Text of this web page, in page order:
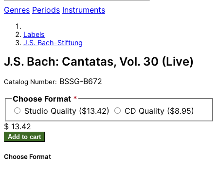
Genres Periods Instruments
Labels
J.S. Bach-Stiftung
J.S. Bach: Cantatas, Vol. 30 (Live)
Catalog Number: BSSG-B672
Choose Format *
Studio Quality ($13.42)
CD Quality ($8.95)
$ 13.42
Add to cart
Choose Format